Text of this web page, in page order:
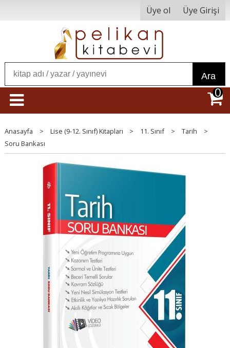
Üye ol Üye Girişi
Ara
0
Anasayfa > Lise (9-12. Sınıf) Kitapları > 11. Sınıf > Tarih
>
Soru Bankası